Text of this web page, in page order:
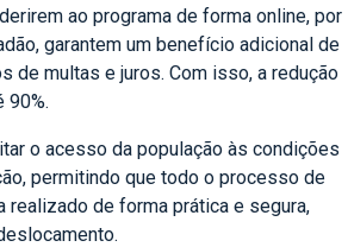
ao programa de forma online, por
garantem um benefício adicional de
de multas e juros. Com isso, a redução
90%.
o acesso da população às condições
permitindo que todo o processo de
realizado de forma prática e segura,